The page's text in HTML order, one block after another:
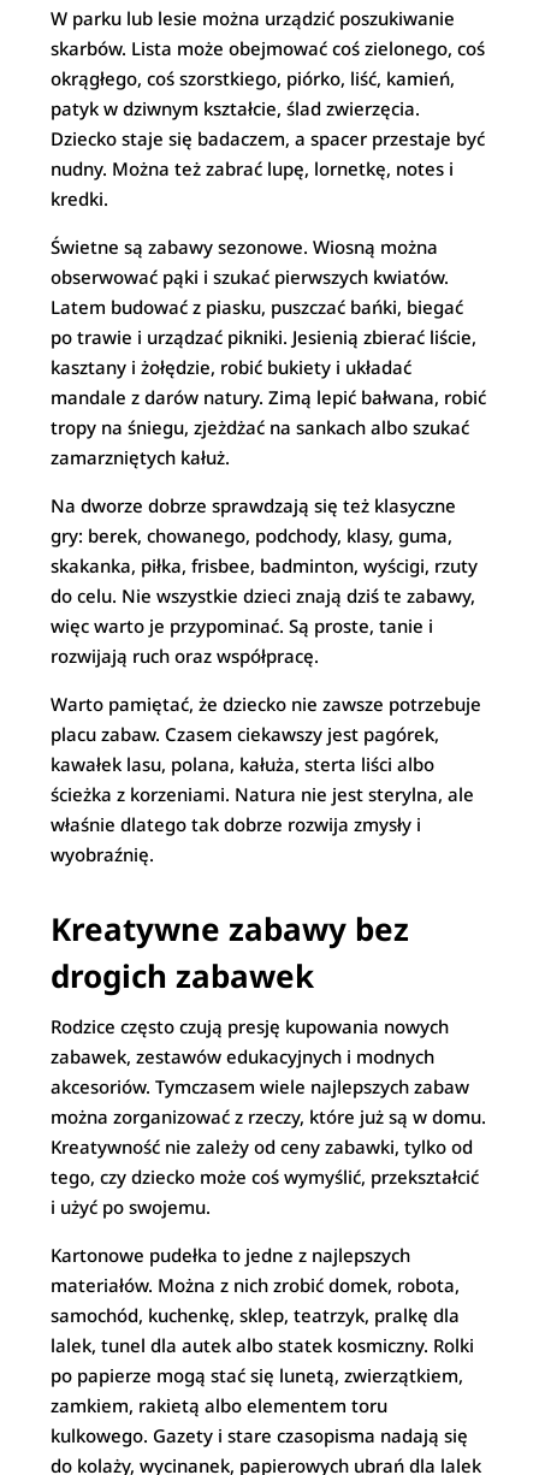
W parku lub lesie można urządzić poszukiwanie
skarbów. Lista może obejmować coś zielonego, coś
okrągłego, coś szorstkiego, piórko, liść, kamień,
patyk w dziwnym kształcie, ślad zwierzęcia.
Dziecko staje się badaczem, a spacer przestaje być
nudny. Można też zabrać lupę, lornetkę, notes i
kredki.
Świetne są zabawy sezonowe. Wiosną można
obserwować pąki i szukać pierwszych kwiatów.
Latem budować z piasku, puszczać bańki, biegać
po trawie i urządzać pikniki. Jesienią zbierać liście,
kasztany i żołędzie, robić bukiety i układać
mandale z darów natury. Zimą lepić bałwana, robić
tropy na śniegu, zjeżdżać na sankach albo szukać
zamarzniętych kałuż.
Na dworze dobrze sprawdzają się też klasyczne
gry: berek, chowanego, podchody, klasy, guma,
skakanka, piłka, frisbee, badminton, wyścigi, rzuty
do celu. Nie wszystkie dzieci znają dziś te zabawy,
więc warto je przypominać. Są proste, tanie i
rozwijają ruch oraz współpracę.
Warto pamiętać, że dziecko nie zawsze potrzebuje
placu zabaw. Czasem ciekawszy jest pagórek,
kawałek lasu, polana, kałuża, sterta liści albo
ścieżka z korzeniami. Natura nie jest sterylna, ale
właśnie dlatego tak dobrze rozwija zmysły i
wyobraźnię.
Kreatywne zabawy bez
drogich zabawek
Rodzice często czują presję kupowania nowych
zabawek, zestawów edukacyjnych i modnych
akcesoriów. Tymczasem wiele najlepszych zabaw
można zorganizować z rzeczy, które już są w domu.
Kreatywność nie zależy od ceny zabawki, tylko od
tego, czy dziecko może coś wymyślić, przekształcić
i użyć po swojemu.
Kartonowe pudełka to jedne z najlepszych
materiałów. Można z nich zrobić domek, robota,
samochód, kuchenkę, sklep, teatrzyk, pralkę dla
lalek, tunel dla autek albo statek kosmiczny. Rolki
po papierze mogą stać się lunetą, zwierzątkiem,
zamkiem, rakietą albo elementem toru
kulkowego. Gazety i stare czasopisma nadają się
do kolaży, wycinanek, papierowych ubrań dla lalek